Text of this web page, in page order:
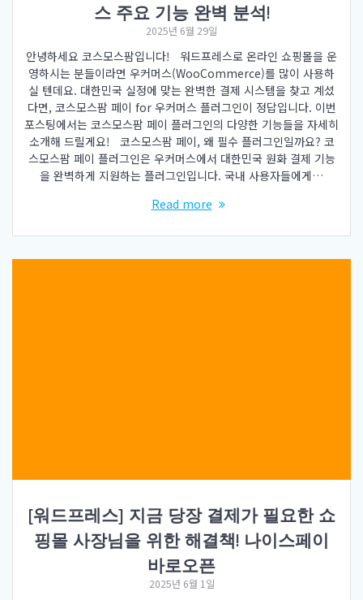
스 주요 기능 완벽 분석!
2025년 6월 29일
안녕하세요 코스모스팜입니다! 워드프레스로 온라인 쇼핑몰을 운
영하시는 분들이라면 우커머스(WooCommerce)를 많이 사용하
실 텐데요. 대한민국 실정에 맞는 완벽한 결제 시스템을 찾고 계셨
다면, 코스모스팜 페이 for 우커머스 플러그인이 정답입니다. 이번
포스팅에서는 코스모스팜 페이 플러그인의 다양한 기능들을 자세히
소개해 드릴게요! 코스모스팜 페이, 왜 필수 플러그인일까요? 코
스모스팜 페이 플러그인은 우커머스에서 대한민국 원화 결제 기능
을 완벽하게 지원하는 플러그인입니다. 국내 사용자들에게…
Read more
[워드프레스] 지금 당장 결제가 필요한 쇼
핑몰 사장님을 위한 해결책! 나이스페이
바로오픈
2025년 6월 1일